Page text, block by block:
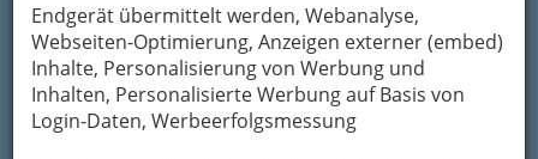
Endgerät übermittelt werden, Webanalyse,
Webseiten-Optimierung, Anzeigen externer (embed)
Inhalte, Personalisierung von Werbung und
Inhalten, Personalisierte Werbung auf Basis von
Login-Daten, Werbeerfolgsmessung
Karte & Routenplaner
Eintrag ändern
Kategorien
Ibro Halilcevic